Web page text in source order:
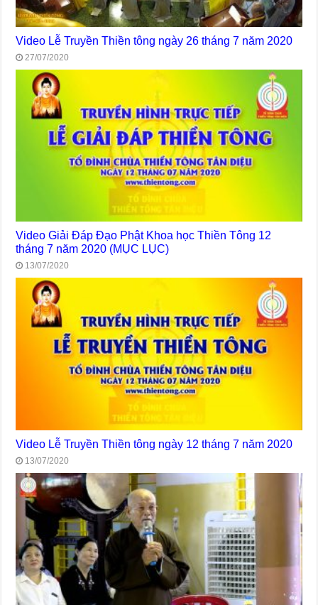
Video Lễ Truyền Thiền tông ngày 26 tháng 7 năm 2020
27/07/2020
Video Giải Đáp Đạo Phật Khoa học Thiền Tông 12
tháng 7 năm 2020 (MỤC LỤC)
13/07/2020
Video Lễ Truyền Thiền tông ngày 12 tháng 7 năm 2020
13/07/2020